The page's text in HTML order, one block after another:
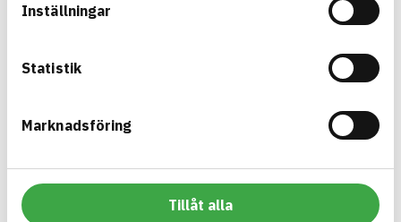
Inställningar
Statistik
Marknadsföring
Tillåt alla
produktval!
BASTA-systemet är ensamt på marknaden om att
erbjuda kostnadsfri och publikt tillgänglig
anläggningsprodukter. BASTA-systemet erbjuder
även bedömningskriterier och betyg kopplat till